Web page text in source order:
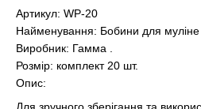
Артикул: WP-20
Найменування: Бобини для муліне
Виробник: Гамма .
Розмір: комплект 20 шт.
Опис: